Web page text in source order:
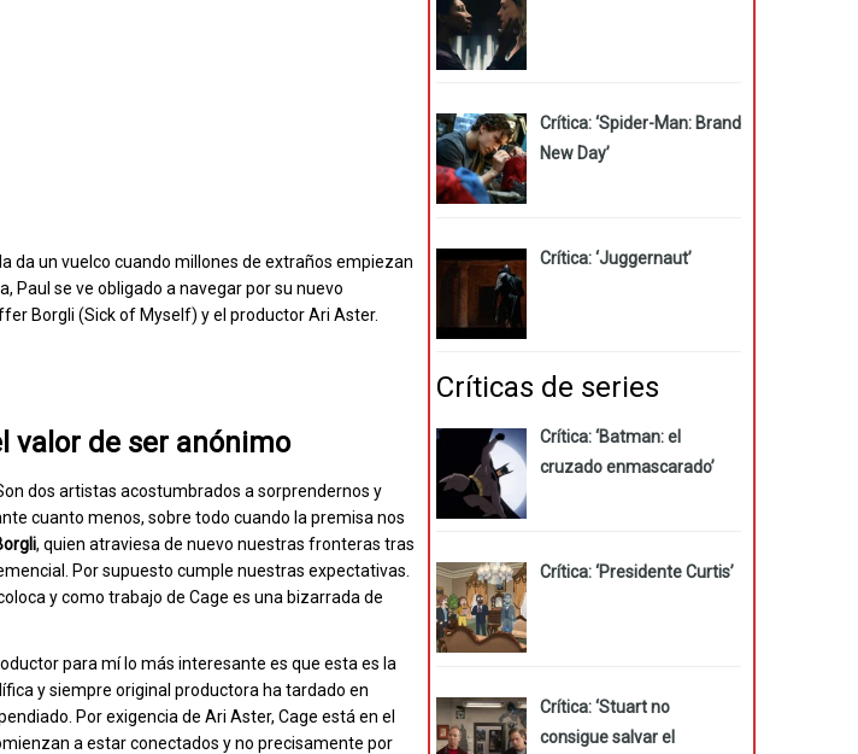
da un vuelco cuando millones de extraños empiezan
Paul se ve obligado a navegar por su nuevo
Borgli (Sick of Myself) y el productor Ari Aster.
valor de ser anónimo
Son dos artistas acostumbrados a sorprendernos y
cuanto menos, sobre todo cuando la premisa nos
, quien atraviesa de nuevo nuestras fronteras tras
Por supuesto cumple nuestras expectativas.
y como trabajo de Cage es una bizarrada de
para mí lo más interesante es que esta es la
y siempre original productora ha tardado en
Por exigencia de Ari Aster, Cage está en el
a estar conectados y no precisamente por
Crítica: ‘Spider-Man: Brand
New Day’
Crítica: ‘Juggernaut’
Críticas de series
Crítica: ‘Batman: el
cruzado enmascarado’
Crítica: ‘Presidente Curtis’
Crítica: ‘Stuart no
consigue salvar el